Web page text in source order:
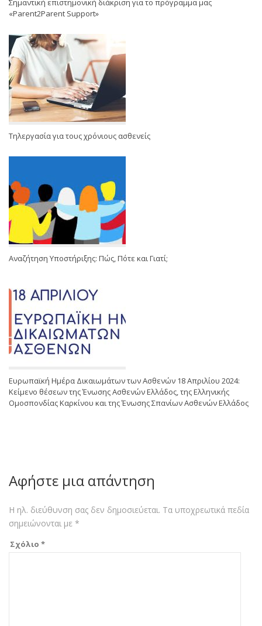
Σημαντική επιστημονική διάκριση για το πρόγραμμα μας
«Parent2Parent Support»
Τηλεργασία για τους χρόνιους ασθενείς
Αναζήτηση Υποστήριξης: Πώς, Πότε και Γιατί;
Ευρωπαϊκή Ημέρα Δικαιωμάτων των Ασθενών 18 Απριλίου 2024:
Κείμενο θέσεων της Ένωσης Ασθενών Ελλάδος, της Ελληνικής
Ομοσπονδίας Καρκίνου και της Ένωσης Σπανίων Ασθενών Ελλάδος
Αφήστε μια απάντηση
Η ηλ. διεύθυνση σας δεν δημοσιεύεται. Τα υποχρεωτικά πεδία
σημειώνονται με *
Σχόλιο *